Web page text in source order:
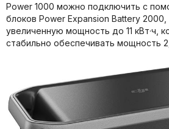
Power 1000 можно подключить с
блоков Power Expansion Battery
увеличенную мощность до 11 кВт·ч,
стабильно обеспечивать мощность